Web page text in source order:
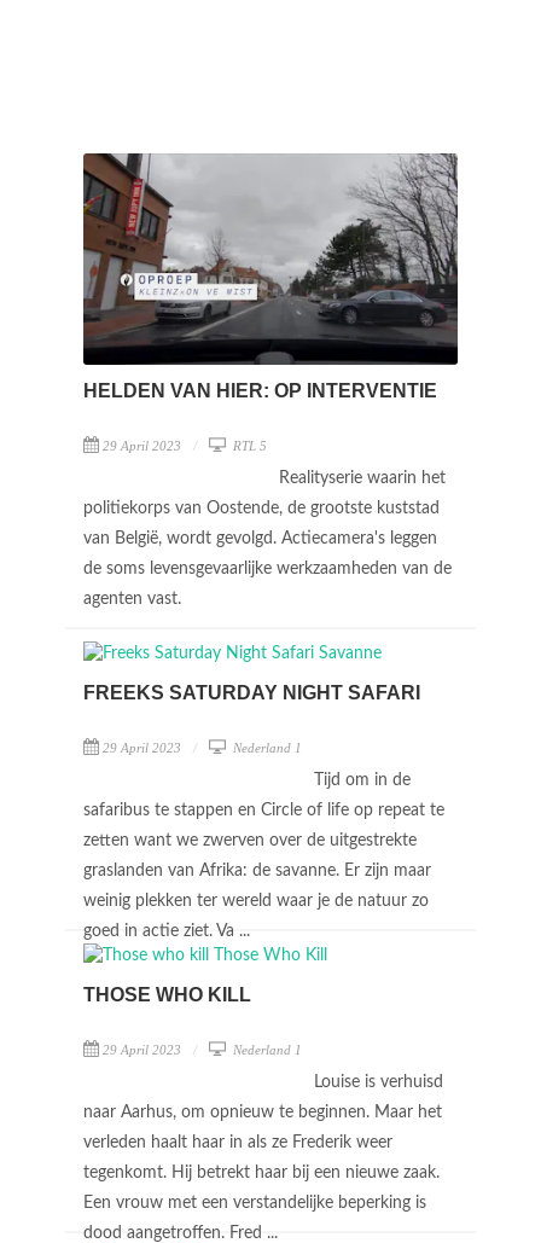
HELDEN VAN HIER: OP INTERVENTIE
29 April 2023 RTL 5
Realityserie waarin het
politiekorps van Oostende, de grootste kuststad
van België, wordt gevolgd. Actiecamera's leggen
de soms levensgevaarlijke werkzaamheden van de
agenten vast.
FREEKS SATURDAY NIGHT SAFARI
29 April 2023 Nederland 1
Tijd om in de
safaribus te stappen en Circle of life op repeat te
zetten want we zwerven over de uitgestrekte
graslanden van Afrika: de savanne. Er zijn maar
weinig plekken ter wereld waar je de natuur zo
goed in actie ziet. Va ...
THOSE WHO KILL
29 April 2023 Nederland 1
Louise is verhuisd
naar Aarhus, om opnieuw te beginnen. Maar het
verleden haalt haar in als ze Frederik weer
tegenkomt. Hij betrekt haar bij een nieuwe zaak.
Een vrouw met een verstandelijke beperking is
dood aangetroffen. Fred ...